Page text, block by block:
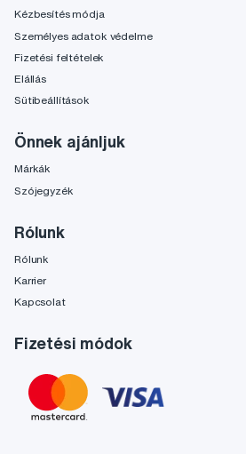
Kézbesítés módja
Személyes adatok védelme
Fizetési feltételek
Elállás
Sütibeállítások
Önnek ajánljuk
Márkák
Szójegyzék
Rólunk
Rólunk
Karrier
Kapcsolat
Fizetési módok